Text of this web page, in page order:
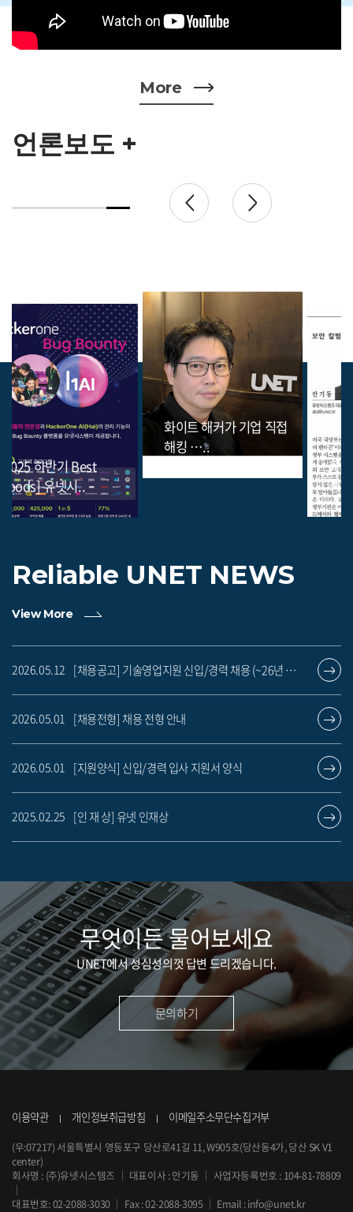
More
언론보도 +
화이트 해커가 기업 직접
화이트해커 협력, 선택 아닌
Reliable UNET NEWS
View More
2026.05.12 [채용공고] 기술영업지원 신입/경력 채용 (~26년 5월17일)
2026.05.01 [채용전형] 채용 전형 안내
2026.05.01 [지원양식] 신입/경력 입사 지원서 양식
2025.02.25 [인 재 상] 유넷 인재상
무엇이든 물어보세요
UNET에서 성심성의껏 답변 드리겠습니다.
문의하기
이용약관 개인정보취급방침
이메일주소무단수집거부
(우:07217) 서울특별시 영등포구 당산로41길 11, W905호(당산동4가, 당산 SK V1
center)
회사명 : (주)유넷시스템즈 ｜ 대표이사 : 안기동 ｜ 사업자등록번호 : 104-81-78809
｜
대표번호:02-2088-3030｜ Fax : 02-2088-3095 ｜ Email :info@unet.kr